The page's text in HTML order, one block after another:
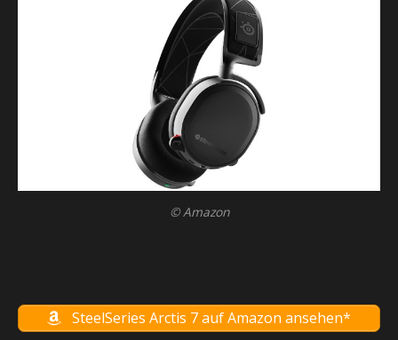
© Amazon
SteelSeries Arctis 7 auf Amazon ansehen*